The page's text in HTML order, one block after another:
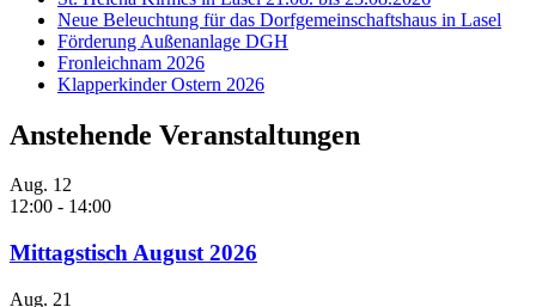
Neue Beleuchtung für das Dorfgemeinschaftshaus in Lasel
Förderung Außenanlage DGH
Fronleichnam 2026
Klapperkinder Ostern 2026
Anstehende Veranstaltungen
Aug. 12
12:00 - 14:00
Mittagstisch August 2026
Aug. 21